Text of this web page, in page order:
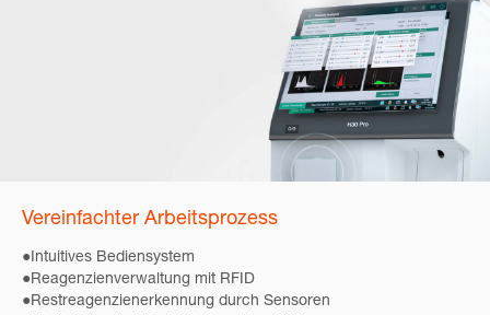
Vereinfachter Arbeitsprozess
●Intuitives Bediensystem
●Reagenzienverwaltung mit RFID
●Restreagenzienerkennung durch Sensoren